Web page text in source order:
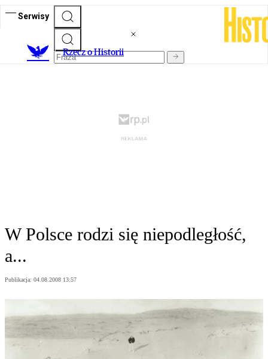
Serwisy
Rzecz o Historii
W Polsce rodzi się niepodległość,
a...
Publikacja: 04.08.2008 13:57